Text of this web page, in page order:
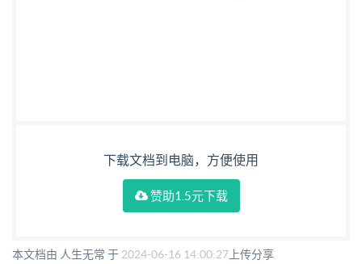
下载文档到电脑，方便使用
赞助1.5元下载
本文档由 人生无常 于 2024-06-16 14:00:27 上传分享